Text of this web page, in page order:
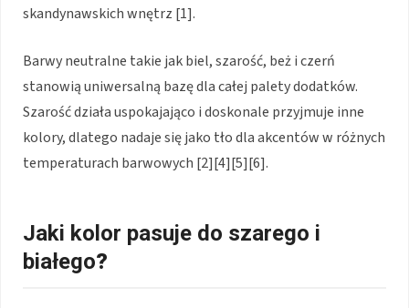
skandynawskich wnętrz [1].
Barwy neutralne takie jak biel, szarość, beż i czerń
stanowią uniwersalną bazę dla całej palety dodatków.
Szarość działa uspokajająco i doskonale przyjmuje inne
kolory, dlatego nadaje się jako tło dla akcentów w różnych
temperaturach barwowych [2][4][5][6].
Jaki kolor pasuje do szarego i
białego?